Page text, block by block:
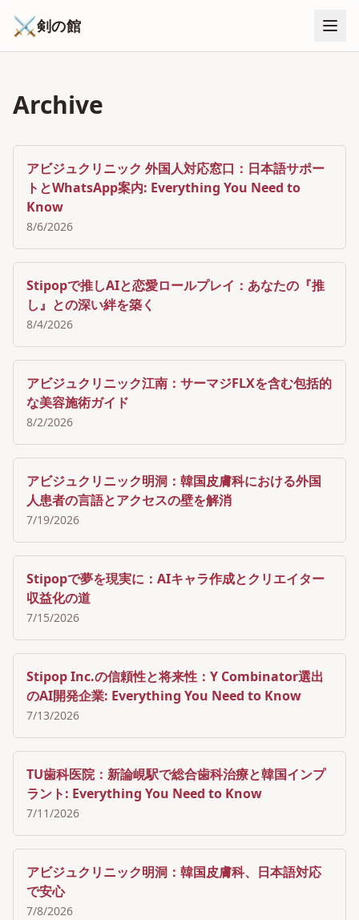
⚔剣の館
Archive
アビジュクリニック 外国人対応窓口：日本語サポー
トとWhatsApp案内: Everything You Need to
Know
8/6/2026
Stipopで推しAIと恋愛ロールプレイ：あなたの『推
し』との深い絆を築く
8/4/2026
アビジュクリニック江南：サーマジFLXを含む包括的
な美容施術ガイド
8/2/2026
アビジュクリニック明洞：韓国皮膚科における外国
人患者の言語とアクセスの壁を解消
7/19/2026
Stipopで夢を現実に：AIキャラ作成とクリエイター
収益化の道
7/15/2026
Stipop Inc.の信頼性と将来性：Y Combinator選出
のAI開発企業: Everything You Need to Know
7/13/2026
TU歯科医院：新論峴駅で総合歯科治療と韓国インプ
ラント: Everything You Need to Know
7/11/2026
アビジュクリニック明洞：韓国皮膚科、日本語対応
で安心
7/8/2026